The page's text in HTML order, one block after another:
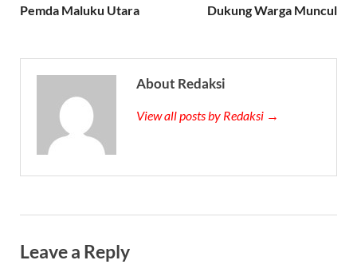
Pemda Maluku Utara
Dukung Warga Muncul
About Redaksi
View all posts by Redaksi →
Leave a Reply